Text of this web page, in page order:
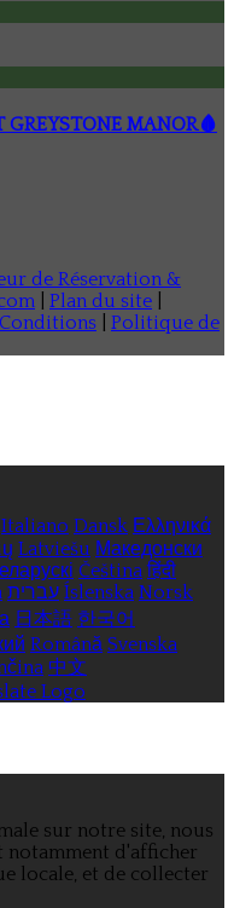
GREYSTONE MANOR🩸
de Réservation &
Plan du site
Politique de
Italiano Dansk Ελληνικά
Latviešu Македонски
Čeština हिंदी
עברית Íslenska Norsk
日本語 한국어
Română Svenska
中文
sur notre site, nous
notamment d'afficher
locale, et de collecter